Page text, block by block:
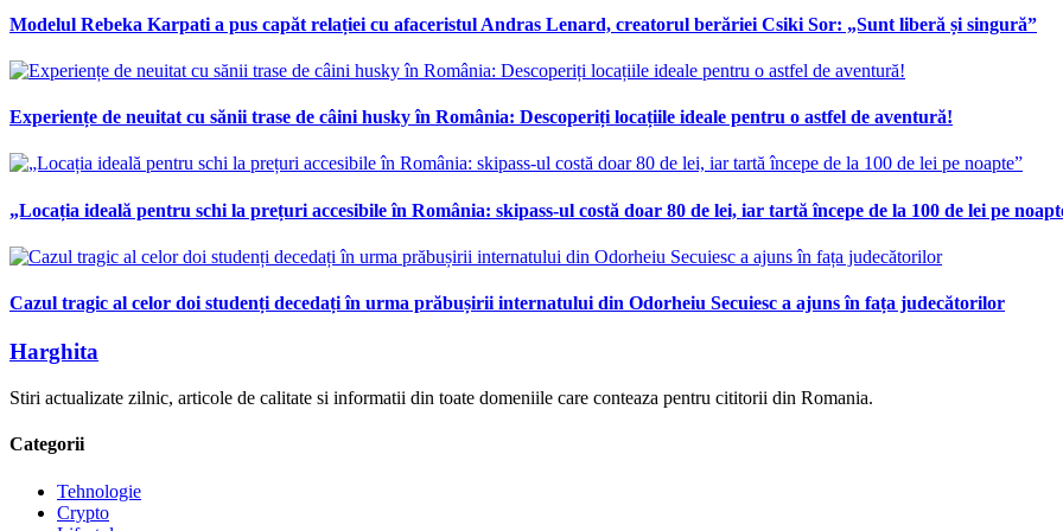
Modelul Rebeka Karpati a pus capăt relației cu afaceristul Andras Lenard, creatorul berăriei Csiki Sor: „Sunt liberă și singură”
Experiențe de neuitat cu sănii trase de câini husky în România: Descoperiți locațiile ideale pentru o astfel de aventură!
„Locația ideală pentru schi la prețuri accesibile în România: skipass-ul costă doar 80 de lei, iar tartă începe de la 100 de lei pe
Cazul tragic al celor doi studenți decedați în urma prăbușirii internatului din Odorheiu Secuiesc a ajuns în fața judecătorilor
Harghita
Stiri actualizate zilnic, articole de calitate si informatii din toate domeniile care conteaza pentru cititorii din Romania.
Categorii
Tehnologie
Crypto